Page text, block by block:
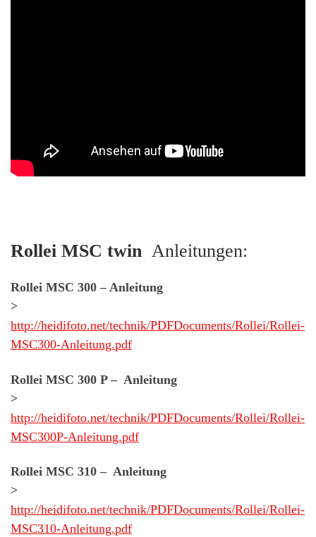
Rollei MSC twin Anleitungen:
Rollei MSC 300 – Anleitung
>
http://heidifoto.net/technik/PDFDocuments/Rollei/Rollei-
MSC300-Anleitung.pdf
Rollei MSC 300 P – Anleitung
>
http://heidifoto.net/technik/PDFDocuments/Rollei/Rollei-
MSC300P-Anleitung.pdf
Rollei MSC 310 – Anleitung
>
http://heidifoto.net/technik/PDFDocuments/Rollei/Rollei-
MSC310-Anleitung.pdf